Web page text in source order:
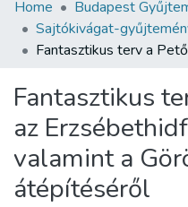
Communities &
All of DSpace
About us
Home Budapest
Sajtókivágat-
Fantasztikus
az
valamint a
átépítéséről